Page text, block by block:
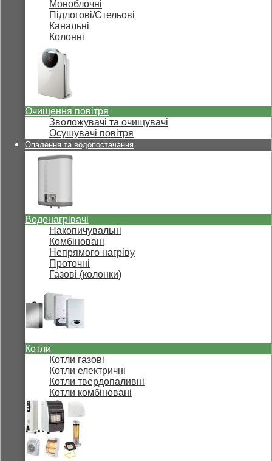
Моноблочні
Підлогові/Стельові
Канальні
Колонні
Очищення повітря
Зволожувачі та очищувачі
Осушувачі повітря
Опалення та водопостачання
Водонагрівачі
Накопичувальні
Комбіновані
Непрямого нагріву
Проточні
Газові (колонки)
Котли
Котли газові
Котли електричні
Котли твердопаливні
Котли комбіновані